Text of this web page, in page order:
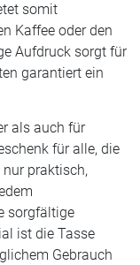
somit
Kaffee oder den
Aufdruck sorgt für
garantiert ein
als auch für
für alle, die
praktisch,
sorgfältige
ist die Tasse
Gebrauch